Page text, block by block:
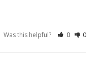
Was this helpful? 0 0